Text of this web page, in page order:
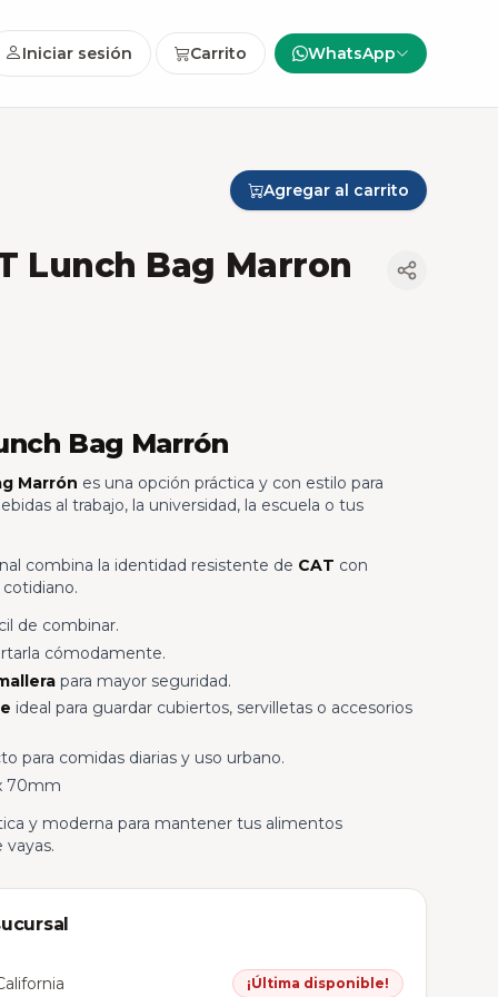
Iniciar sesión Carrito WhatsApp
Agregar al carrito
Lunch Bag Marron
Bag Marrón
Marrón es una opción práctica y con estilo para
al trabajo, la universidad, la escuela o tus
combina la identidad resistente de CAT con
de combinar.
cómodamente.
para mayor seguridad.
ideal para guardar cubiertos, servilletas o accesorios
para comidas diarias y uso urbano.
70mm
y moderna para mantener tus alimentos
¡Última disponible!